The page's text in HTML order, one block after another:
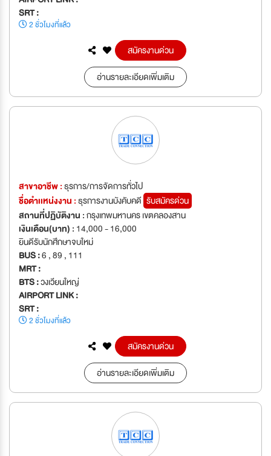
SRT :
2 ชั่วโมงที่แล้ว
สมัครงานด่วน
อ่านรายละเอียดเพิ่มเติม
สาขาอาชีพ :ธุรการ/การจัดการทั่วไป
ชื่อตำเเหน่งงาน :ธุรการงานบังคับคดี รับสมัครด่วน
สถานที่ปฏิบัติงาน :กรุงเทพมหานคร เขตคลองสาน
เงินเดือน(บาท) : 14,000 - 16,000
ยินดีรับนักศึกษาจบใหม่
BUS :6 , 89 , 111
MRT :
BTS :วงเวียนใหญ่
AIRPORT LINK :
SRT :
2 ชั่วโมงที่แล้ว
สมัครงานด่วน
อ่านรายละเอียดเพิ่มเติม